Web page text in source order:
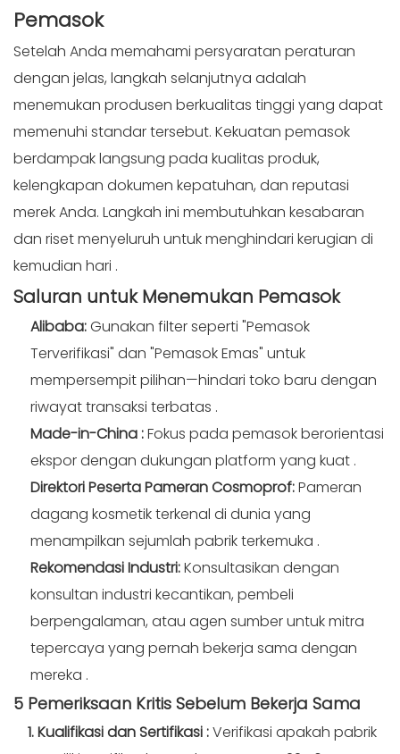
Pemasok
Setelah Anda memahami persyaratan peraturan
dengan jelas, langkah selanjutnya adalah
menemukan produsen berkualitas tinggi yang dapat
memenuhi standar tersebut. Kekuatan pemasok
berdampak langsung pada kualitas produk,
kelengkapan dokumen kepatuhan, dan reputasi
merek Anda. Langkah ini membutuhkan kesabaran
dan riset menyeluruh untuk menghindari kerugian di
kemudian hari .
Saluran untuk Menemukan Pemasok
Alibaba:Gunakan filter seperti "Pemasok
Terverifikasi" dan "Pemasok Emas" untuk
mempersempit pilihan—hindari toko baru dengan
riwayat transaksi terbatas .
Made-in-China :Fokus pada pemasok berorientasi
ekspor dengan dukungan platform yang kuat .
Direktori Peserta Pameran Cosmoprof:Pameran
dagang kosmetik terkenal di dunia yang
menampilkan sejumlah pabrik terkemuka .
Rekomendasi Industri:Konsultasikan dengan
konsultan industri kecantikan, pembeli
berpengalaman, atau agen sumber untuk mitra
tepercaya yang pernah bekerja sama dengan
mereka .
5 Pemeriksaan Kritis Sebelum Bekerja Sama
1. Kualifikasi dan Sertifikasi :Verifikasi apakah pabrik